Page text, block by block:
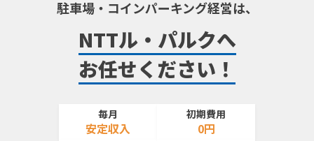
駐車場・コインパーキング経営は、
NTTル・パルクへ
お任せください！
毎月
安定収入
初期費用
0円